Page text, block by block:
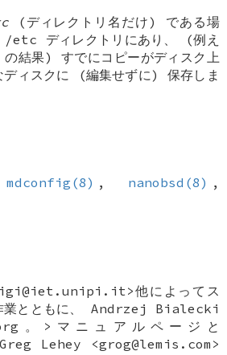
(ディレクトリ名だけ) である場
/etc ディレクトリにあり、 (例え
結果) すでにコピーがディスク上
ディスクに (編集せずに) 保存しま
mdconfig(8) , nanobsd(8) ,
他によってス
業とともに、 Andrzej Bialecki
。>マニュアルページと
Greg Lehey <grog@lemis.com>